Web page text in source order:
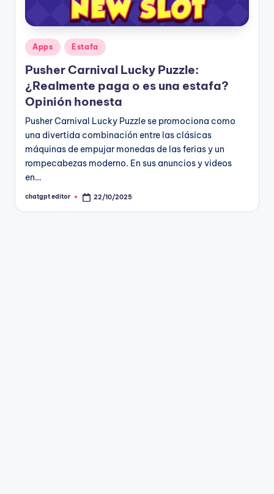
Publicado
en
Apps Estafa
Pusher Carnival Lucky Puzzle:
¿Realmente paga o es una estafa?
Opinión honesta
Pusher Carnival Lucky Puzzle se promociona como
una divertida combinación entre las clásicas
máquinas de empujar monedas de las ferias y un
rompecabezas moderno. En sus anuncios y videos
en…
Publicado
chatgpt editor 22/10/2025